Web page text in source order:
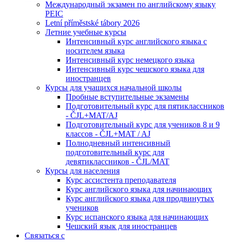
Международный экзамен по английскому языку
PEIC
Letní příměstské tábory 2026
Летние учебные курсы
Интенсивный курс английского языка с
носителем языка
Интенсивный курс немецкого языка
Интенсивный курс чешского языка для
иностранцев
Курсы для учащихся начальной школы
Пробные вступительные экзамены
Подготовительный курс для пятиклассников
- ČJL+MAT/AJ
Подготовительный курс для учеников 8 и 9
классов - ČJL+MAT / AJ
Полнодневный интенсивный
подготовительный курс для
девятиклассников - ČJL/MAT
Курсы для населения
Курс ассистента преподавателя
Курс английского языка для начинающих
Курс английского языка для продвинутых
учеников
Курс испанского языка для начинающих
Чешский язык для иностранцев
Связаться с